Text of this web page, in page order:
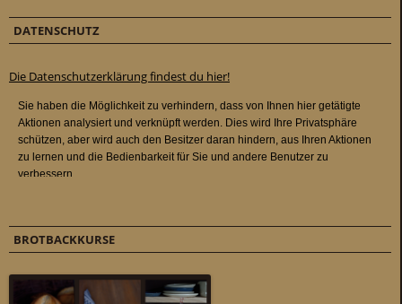
DATENSCHUTZ
Die Datenschutzerklärung findest du hier!
BROTBACKKURSE